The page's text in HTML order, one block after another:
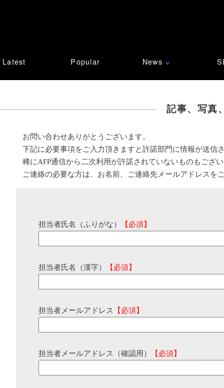
Latest Popular News ∨
記事、写真
お問い合わせありがとうございます。
下記に必要事項をご入力頂きますと許諾部門に情報が送信
稀にAFP通信から二次利用が許諾されていないものもござ
ご連絡の必要な方は、お名前、ご連絡先メールアドレスを
担当者氏名（ふりがな） 【必須】
担当者氏名（漢字） 【必須】
担当者メールアドレス 【必須】
担当者メールアドレス（確認用） 【必須】